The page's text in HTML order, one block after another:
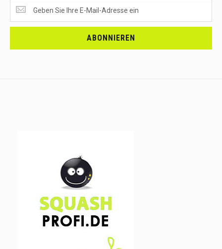
EMPFANGEN?
<br>MELDE
ABONNIEREN